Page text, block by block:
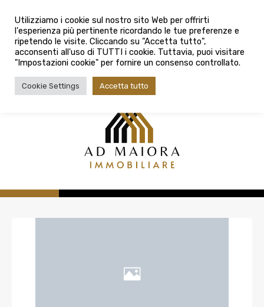
080 3759025
Città
Tipologia contratto
Tipologia contratto
Utilizziamo i cookie sul nostro sito Web per offrirti
l'esperienza più pertinente ricordando le tue preferenze e
ripetendo le visite. Cliccando su "Accetta tutto",
acconsenti all'uso di TUTTI i cookie. Tuttavia, puoi visitare
"Impostazioni cookie" per fornire un consenso controllato.
Cookie Settings Accetta tutto